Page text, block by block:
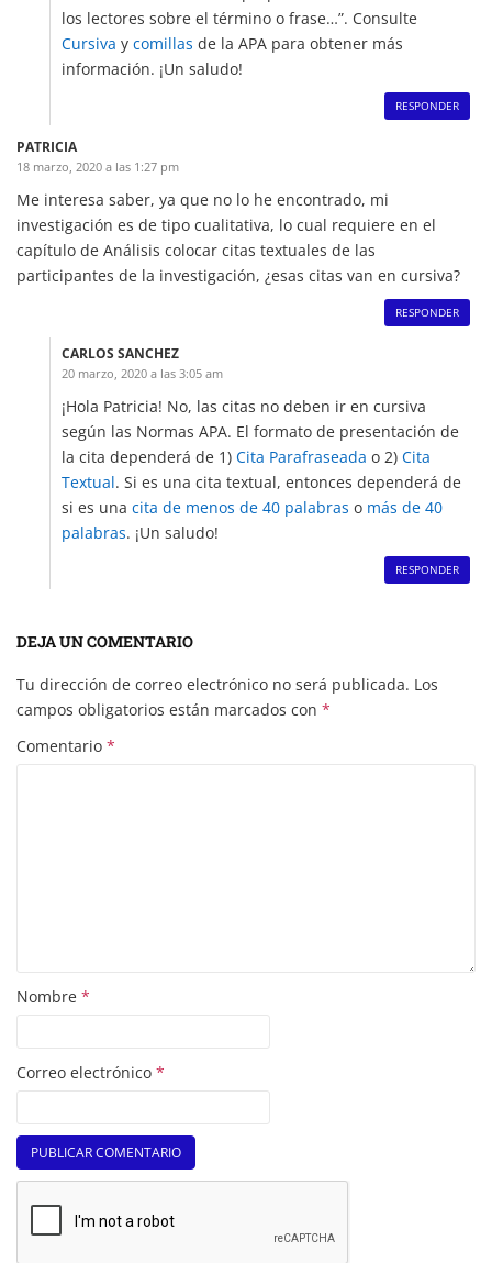
los lectores sobre el término o frase…”. Consulte
Cursiva y comillas de la APA para obtener más
información. ¡Un saludo!
RESPONDER
PATRICIA
18 marzo, 2020 a las 1:27 pm
Me interesa saber, ya que no lo he encontrado, mi
investigación es de tipo cualitativa, lo cual requiere en el
capítulo de Análisis colocar citas textuales de las
participantes de la investigación, ¿esas citas van en cursiva?
RESPONDER
CARLOS SANCHEZ
20 marzo, 2020 a las 3:05 am
¡Hola Patricia! No, las citas no deben ir en cursiva
según las Normas APA. El formato de presentación de
la cita dependerá de 1) Cita Parafraseada o 2) Cita
Textual. Si es una cita textual, entonces dependerá de
si es una cita de menos de 40 palabras o más de 40
palabras. ¡Un saludo!
RESPONDER
DEJA UN COMENTARIO
Tu dirección de correo electrónico no será publicada. Los
campos obligatorios están marcados con *
Comentario *
Nombre *
Correo electrónico *